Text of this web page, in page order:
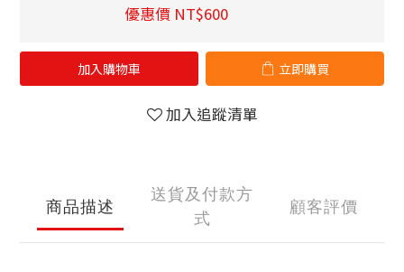
優惠價 NT$600
加入購物車 立即購買
加入追蹤清單
商品描述
送貨及付款方
式
顧客評價